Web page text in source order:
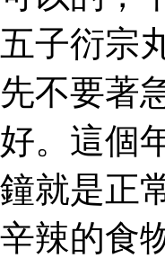
五子衍宗
先不要著
好。這個
鐘就是正
辛辣的食